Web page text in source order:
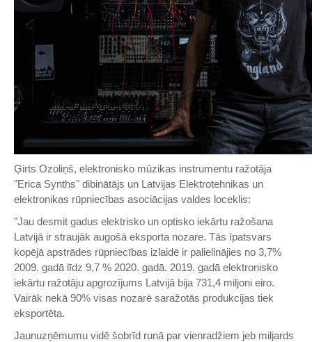
Ģirts Ozoliņš, elektronisko mūzikas instrumentu ražotāja
"Erica Synths" dibinātājs un Latvijas Elektrotehnikas un
elektronikas rūpniecības asociācijas valdes loceklis:
"Jau desmit gadus elektrisko un optisko iekārtu ražošana
Latvijā ir straujāk augošā eksporta nozare. Tās īpatsvars
kopējā apstrādes rūpniecības izlaidē ir palielinājies no 3,7%
2009. gadā līdz 9,7 % 2020. gadā. 2019. gadā elektronisko
iekārtu ražotāju apgrozījums Latvijā bija 731,4 miljoni eiro.
Vairāk nekā 90% visas nozarē saražotās produkcijas tiek
eksportēta.
Jaunuzņēmumu vidē šobrīd runā par vienradžiem jeb miljards